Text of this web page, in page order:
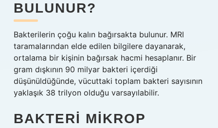
BULUNUR?
Bakterilerin çoğu kalın bağırsakta bulunur. MRI
taramalarından elde edilen bilgilere dayanarak,
ortalama bir kişinin bağırsak hacmi hesaplanır. Bir
gram dışkının 90 milyar bakteri içerdiği
düşünüldüğünde, vücuttaki toplam bakteri sayısının
yaklaşık 38 trilyon olduğu varsayılabilir.
BAKTERI MIKROP